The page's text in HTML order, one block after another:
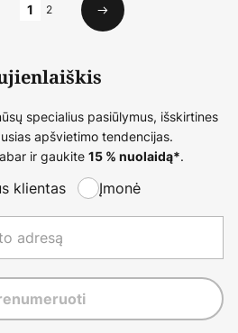
1 2
Kitas
specialius pasiūlymus, išskirtines
apšvietimo tendencijas.
ir gaukite 15 % nuolaidą*.
klientas Įmonė